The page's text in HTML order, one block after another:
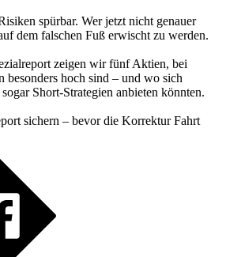
spürbar. Wer jetzt nicht genauer
dem falschen Fuß erwischt zu werden.
zeigen wir fünf Aktien, bei
besonders hoch sind – und wo sich
Short-Strategien anbieten könnten.
sichern – bevor die Korrektur Fahrt